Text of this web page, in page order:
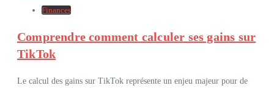
Finances
Comprendre comment calculer ses gains sur
TikTok
Le calcul des gains sur TikTok représente un enjeu majeur pour de